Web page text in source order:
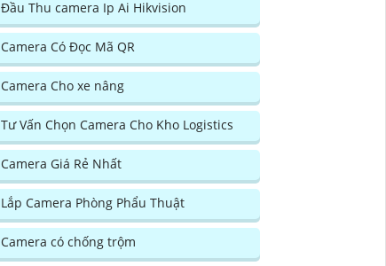
Đầu Thu camera Ip Ai Hikvision
Camera Có Đọc Mã QR
Camera Cho xe nâng
Tư Vấn Chọn Camera Cho Kho Logistics
Camera Giá Rẻ Nhất
Lắp Camera Phòng Phẩu Thuật
Camera có chống trộm